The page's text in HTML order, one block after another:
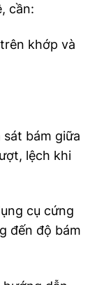
cần:
khớp và
bám giữa
lệch khi
cụ cứng
đến độ bám